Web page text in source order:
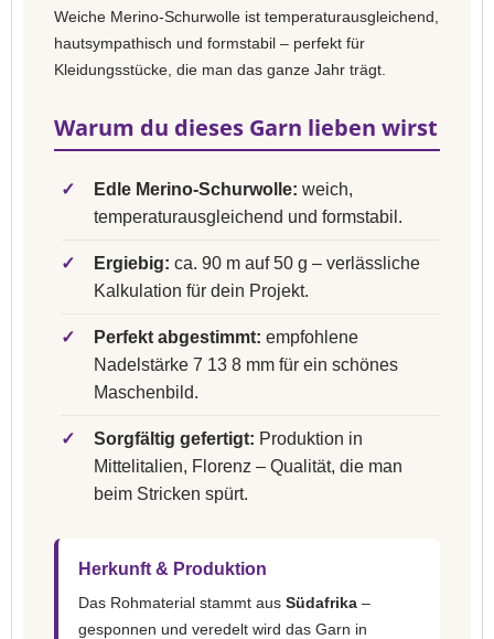
Weiche Merino-Schurwolle ist temperaturausgleichend,
hautsympathisch und formstabil – perfekt für
Kleidungsstücke, die man das ganze Jahr trägt.
Warum du dieses Garn lieben wirst
✓ Edle Merino-Schurwolle: weich,
temperaturausgleichend und formstabil.
✓ Ergiebig: ca. 90 m auf 50 g – verlässliche
Kalkulation für dein Projekt.
✓ Perfekt abgestimmt: empfohlene
Nadelstärke 7 13 8 mm für ein schönes
Maschenbild.
✓ Sorgfältig gefertigt: Produktion in
Mittelitalien, Florenz – Qualität, die man
beim Stricken spürt.
Herkunft & Produktion
Das Rohmaterial stammt aus Südafrika –
gesponnen und veredelt wird das Garn in